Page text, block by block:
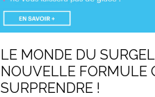
LE MONDE DU
NOUVELLE FORMULE
SURPRENDRE !